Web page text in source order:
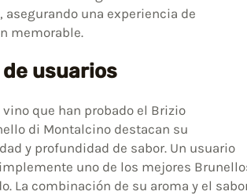
asegurando una experiencia de
memorable.
usuarios
que han probado el Brizio
di Montalcino destacan su
y profundidad de sabor. Un usuario
uno de los mejores
La combinación de su aroma y el